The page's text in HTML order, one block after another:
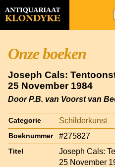
Onze boeken
Joseph Cals:
25 November 1984
Door P.B. van Voorst van
Categorie Schilderkunst
Boeknummer #275827
Titel
Joseph Cals:
25 November